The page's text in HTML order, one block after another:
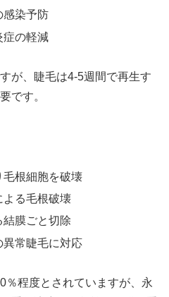
感染予防
症の軽減
が、睫毛は4-5週間で再生す
です。
毛根細胞を破壊
よる毛根破壊
結膜ごと切除
異常睫毛に対応
％程度とされていますが、永